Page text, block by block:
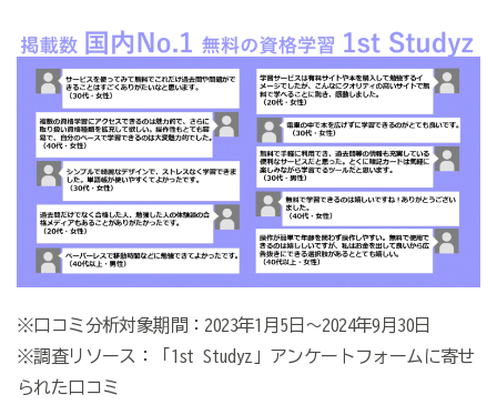
※口コミ分析対象期間：2023年1月5日～2024年9月30日
※調査リソース：「1st Studyz」アンケートフォームに寄せ
られた口コミ